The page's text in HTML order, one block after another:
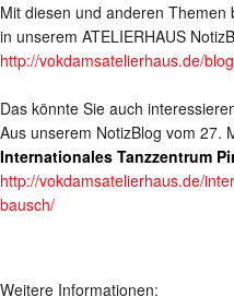
Mit diesen und anderen Themen
in unserem ATELIERHAUS
http://vokdamsatelierhaus.de/
Das könnte Sie auch
Aus unserem NotizBlog vom 27.
Internationales Tanzzentrum
http://vokdamsatelierhaus.de/
bausch/
Weitere Informationen: